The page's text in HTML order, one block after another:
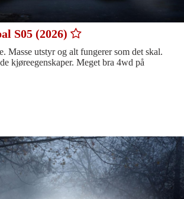
S05 (2026)
Masse utstyr og alt fungerer som det skal.
kjøreegenskaper. Meget bra 4wd på